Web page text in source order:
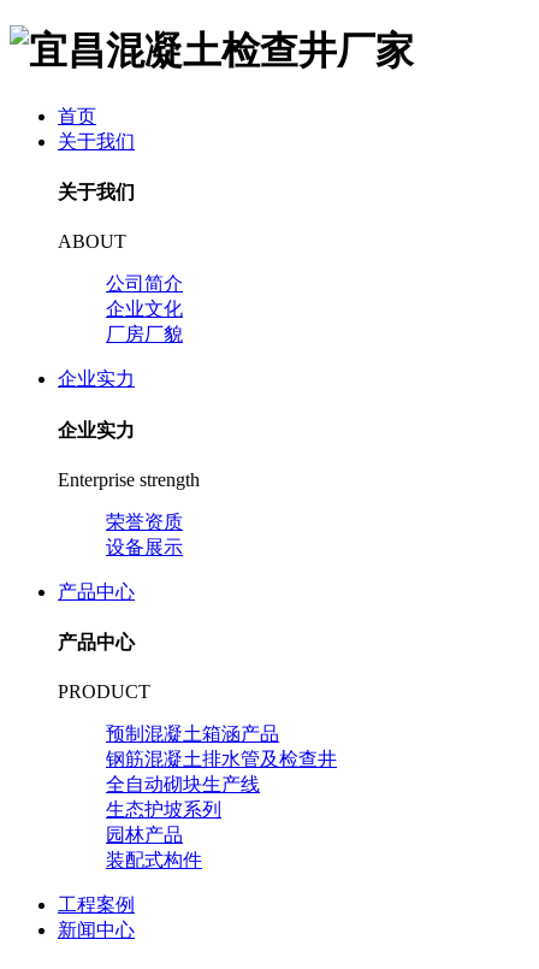
首页
关于我们
关于我们
ABOUT
公司简介
企业文化
厂房厂貌
企业实力
企业实力
Enterprise strength
荣誉资质
设备展示
产品中心
产品中心
PRODUCT
预制混凝土箱涵产品
钢筋混凝土排水管及检查井
全自动砌块生产线
生态护坡系列
园林产品
装配式构件
工程案例
新闻中心